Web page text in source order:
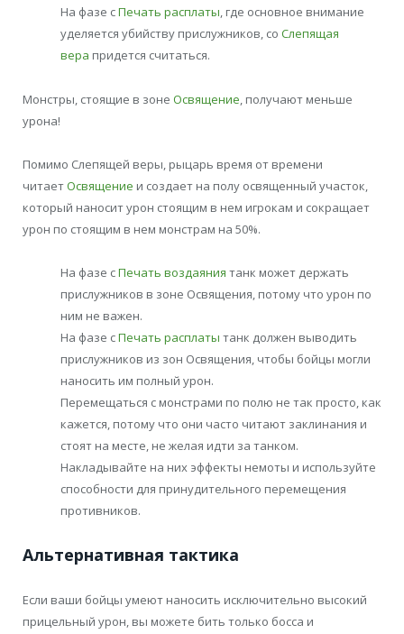
На фазе сПечать расплаты, где основное внимание
уделяется убийству прислужников, со Слепящая
вера придется считаться.
Монстры, стоящие в зоне Освящение, получают меньше
урона!
Помимо Слепящей веры, рыцарь время от времени
читаетОсвящение и создает на полу освященный участок,
который наносит урон стоящим в нем игрокам и сокращает
урон по стоящим в нем монстрам на 50%.
На фазе сПечать воздаяния танк может держать
прислужников в зоне Освящения, потому что урон по
ним не важен.
На фазе сПечать расплаты танк должен выводить
прислужников из зон Освящения, чтобы бойцы могли
наносить им полный урон.
Перемещаться с монстрами по полю не так просто, как
кажется, потому что они часто читают заклинания и
стоят на месте, не желая идти за танком.
Накладывайте на них эффекты немоты и используйте
способности для принудительного перемещения
противников.
Альтернативная тактика
Если ваши бойцы умеют наносить исключительно высокий
прицельный урон, вы можете бить только босса и